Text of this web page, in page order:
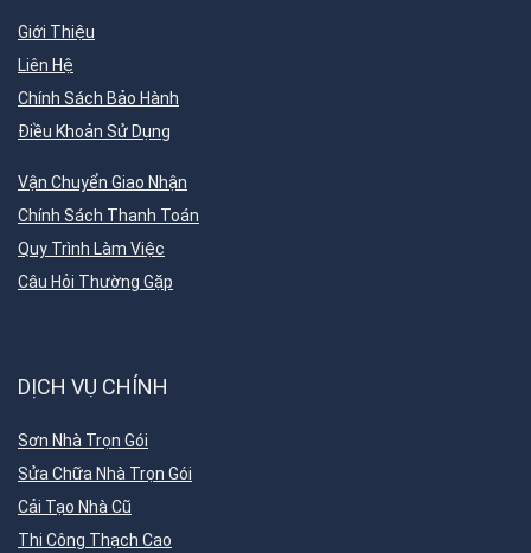
Giới Thiệu
Liên Hệ
Chính Sách Bảo Hành
Điều Khoản Sử Dụng
Vận Chuyển Giao Nhận
Chính Sách Thanh Toán
Quy Trình Làm Việc
Câu Hỏi Thường Gặp
DỊCH VỤ CHÍNH
Sơn Nhà Trọn Gói
Sửa Chữa Nhà Trọn Gói
Cải Tạo Nhà Cũ
Thi Công Thạch Cao